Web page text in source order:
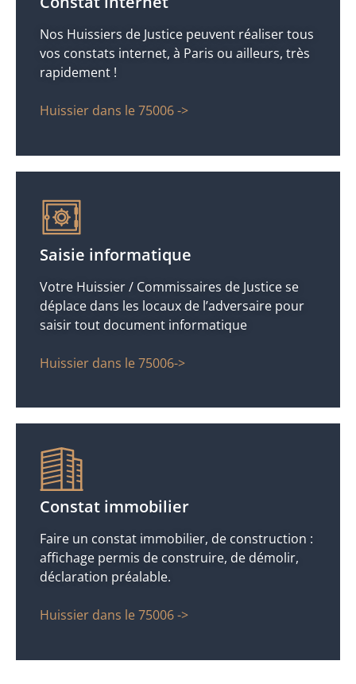
Nos Huissiers de Justice peuvent réaliser tous
vos constats internet, à Paris ou ailleurs, très
rapidement !
Huissier dans le 75006 ->
Saisie informatique
Votre Huissier / Commissaires de Justice se
déplace dans les locaux de l’adversaire pour
saisir tout document informatique
Huissier dans le 75006->
Constat immobilier
Faire un constat immobilier, de construction :
affichage permis de construire, de démolir,
déclaration préalable.
Huissier dans le 75006 ->